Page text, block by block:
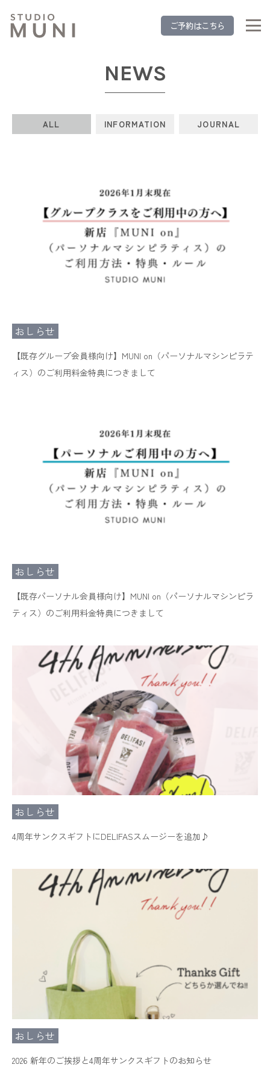
ご予約はこちら
NEWS
ALL INFORMATION JOURNAL
おしらせ
【既存グループ会員様向け】MUNI on（パーソナルマシンピラテ
ィス）のご利用料金特典につきまして
おしらせ
【既存パーソナル会員様向け】MUNI on（パーソナルマシンピラ
ティス）のご利用料金特典につきまして
おしらせ
4周年サンクスギフトにDELIFASスムージーを追加♪
おしらせ
2026 新年のご挨拶と4周年サンクスギフトのお知らせ